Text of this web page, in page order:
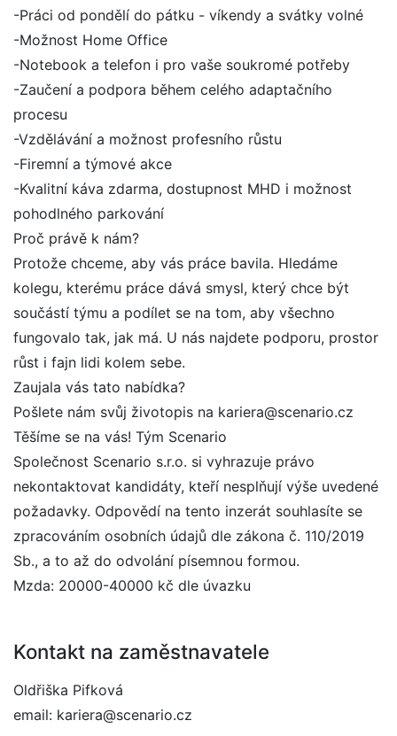
-Práci od pondělí do pátku - víkendy a svátky volné
-Možnost Home Office
-Notebook a telefon i pro vaše soukromé potřeby
-Zaučení a podpora během celého adaptačního
procesu
-Vzdělávání a možnost profesního růstu
-Firemní a týmové akce
-Kvalitní káva zdarma, dostupnost MHD i možnost
pohodlného parkování
Proč právě k nám?
Protože chceme, aby vás práce bavila. Hledáme
kolegu, kterému práce dává smysl, který chce být
součástí týmu a podílet se na tom, aby všechno
fungovalo tak, jak má. U nás najdete podporu, prostor
růst i fajn lidi kolem sebe.
Zaujala vás tato nabídka?
Pošlete nám svůj životopis na kariera@scenario.cz
Těšíme se na vás! Tým Scenario
Společnost Scenario s.r.o. si vyhrazuje právo
nekontaktovat kandidáty, kteří nesplňují výše uvedené
požadavky. Odpovědí na tento inzerát souhlasíte se
zpracováním osobních údajů dle zákona č. 110/2019
Sb., a to až do odvolání písemnou formou.
Mzda: 20000-40000 kč dle úvazku
Kontakt na zaměstnavatele
Oldřiška Pifková
email: kariera@scenario.cz